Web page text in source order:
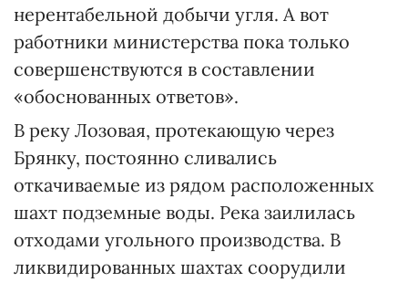
нерентабельной добычи угля. А вот
работники министерства пока только
совершенствуются в составлении
«обоснованных ответов».
В реку Лозовая, протекающую через
Брянку, постоянно сливались
откачиваемые из рядом расположенных
шахт подземные воды. Река заилилась
отходами угольного производства. В
ликвидированных шахтах соорудили